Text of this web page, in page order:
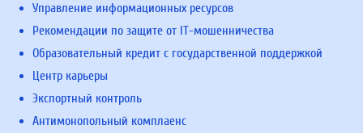
Управление информационных ресурсов
Рекомендации по защите от IT-мошенничества
Образовательный кредит с государственной поддержкой
Центр карьеры
Экспортный контроль
Антимонопольный комплаенс